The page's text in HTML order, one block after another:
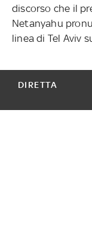
discorso che il
Netanyahu
linea di Tel Aviv
DIRETTA